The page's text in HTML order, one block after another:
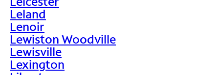
Leland
Lenoir
Lewiston Woodville
Lewisville
Lexington